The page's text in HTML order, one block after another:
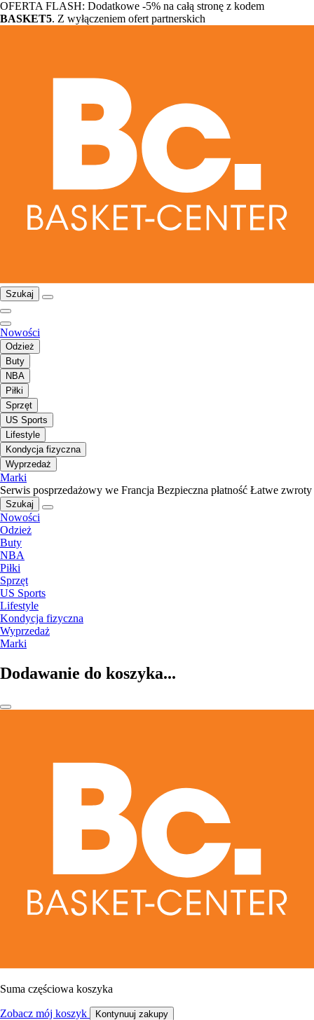
OFERTA FLASH: Dodatkowe -5% na całą stronę z kodem
BASKET5. Z wyłączeniem ofert partnerskich
Szukaj
Nowości
Odzież
Buty
NBA
Piłki
Sprzęt
US Sports
Lifestyle
Kondycja fizyczna
Wyprzedaż
Marki
Serwis posprzedażowy we Francja Bezpieczna płatność Łatwe zwroty
Szukaj
Nowości
Odzież
Buty
NBA
Piłki
Sprzęt
US Sports
Lifestyle
Kondycja fizyczna
Wyprzedaż
Marki
Dodawanie do koszyka...
Suma częściowa koszyka
Zobacz mój koszyk Kontynuuj zakupy